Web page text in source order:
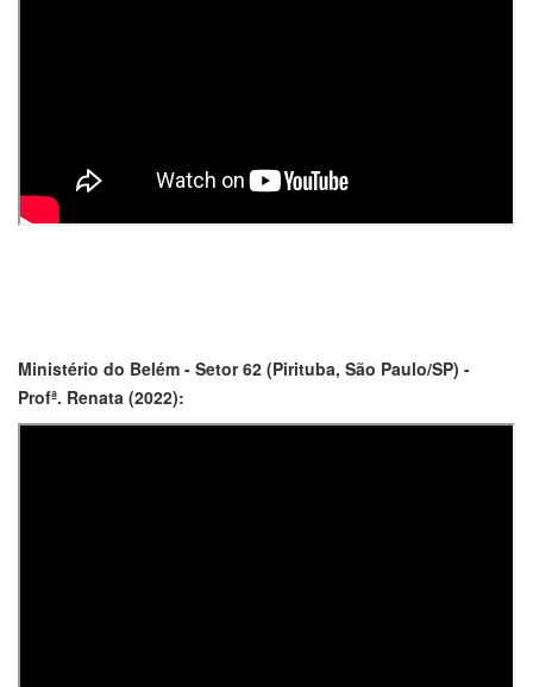
Ministério do Belém - Setor 62 (Pirituba, São Paulo/SP) -
Profª. Renata (2022):